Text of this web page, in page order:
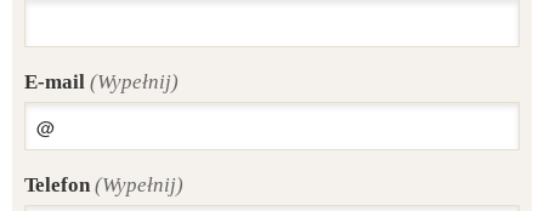
E-mail (Wypełnij)
Telefon (Wypełnij)